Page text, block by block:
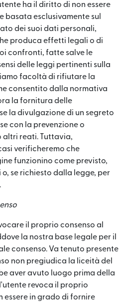
ha il diritto di non essere
basata esclusivamente sul
dei suoi dati personali,
produca effetti legali o di
confronti, fatte salve le
delle leggi pertinenti sulla
facoltà di rifiutare la
consentito dalla normativa
la fornitura delle
la divulgazione di un segreto
con la prevenzione o
altri reati. Tuttavia,
verificheremo che
funzionino come previsto,
se richiesto dalla legge, per
il proprio consenso al
la nostra base legale per il
consenso. Va tenuto presente
non pregiudica la liceità del
aver avuto luogo prima della
revoca il proprio
essere in grado di fornire